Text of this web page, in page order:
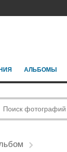
АЛЬБОМЫ